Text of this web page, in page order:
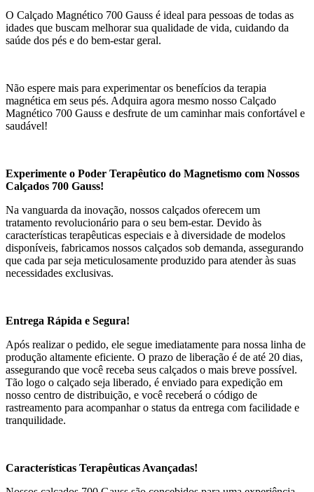
O Calçado Magnético 700 Gauss é ideal para pessoas de todas as
idades que buscam melhorar sua qualidade de vida, cuidando da
saúde dos pés e do bem-estar geral.
Não espere mais para experimentar os benefícios da terapia
magnética em seus pés. Adquira agora mesmo nosso Calçado
Magnético 700 Gauss e desfrute de um caminhar mais confortável e
saudável!
Experimente o Poder Terapêutico do Magnetismo com Nossos
Calçados 700 Gauss!
Na vanguarda da inovação, nossos calçados oferecem um
tratamento revolucionário para o seu bem-estar. Devido às
características terapêuticas especiais e à diversidade de modelos
disponíveis, fabricamos nossos calçados sob demanda, assegurando
que cada par seja meticulosamente produzido para atender às suas
necessidades exclusivas.
Entrega Rápida e Segura!
Após realizar o pedido, ele segue imediatamente para nossa linha de
produção altamente eficiente. O prazo de liberação é de até 20 dias,
assegurando que você receba seus calçados o mais breve possível.
Tão logo o calçado seja liberado, é enviado para expedição em
nosso centro de distribuição, e você receberá o código de
rastreamento para acompanhar o status da entrega com facilidade e
tranquilidade.
Características Terapêuticas Avançadas!